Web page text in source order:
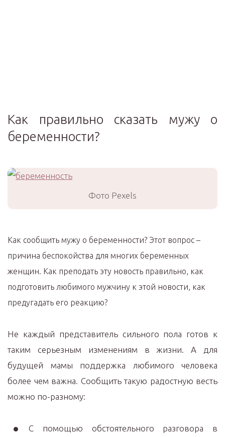
Как правильно сказать мужу о
беременности?
Фото Pexels
Как сообщить мужу о беременности? Этот вопрос –
причина беспокойства для многих беременных
женщин. Как преподать эту новость правильно, как
подготовить любимого мужчину к этой новости, как
предугадать его реакцию?
Не каждый представитель сильного пола готов к
таким серьезным изменениям в жизни. А для
будущей мамы поддержка любимого человека
более чем важна. Сообщить такую радостную весть
можно по-разному:
С помощью обстоятельного разговора в